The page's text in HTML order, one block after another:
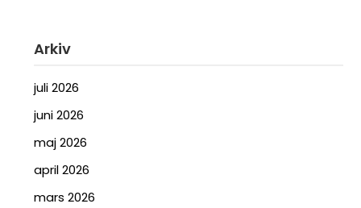
Arkiv
juli 2026
juni 2026
maj 2026
april 2026
mars 2026